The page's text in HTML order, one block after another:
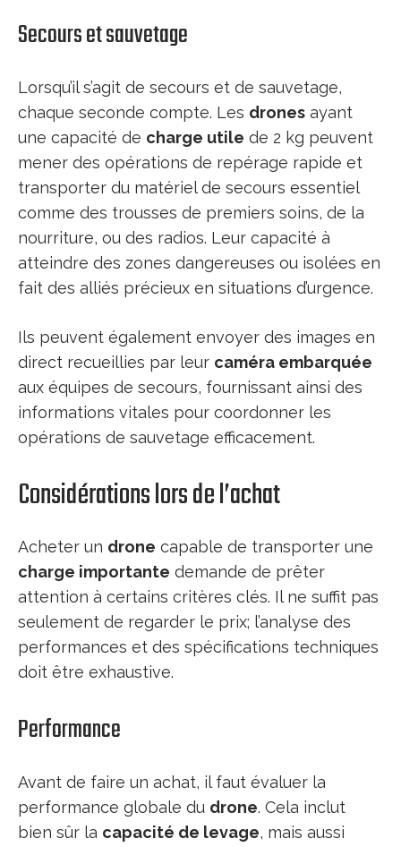
Secours et sauvetage
Lorsqu’il s’agit de secours et de sauvetage,
chaque seconde compte. Les drones ayant
une capacité de charge utile de 2 kg peuvent
mener des opérations de repérage rapide et
transporter du matériel de secours essentiel
comme des trousses de premiers soins, de la
nourriture, ou des radios. Leur capacité à
atteindre des zones dangereuses ou isolées en
fait des alliés précieux en situations d’urgence.
Ils peuvent également envoyer des images en
direct recueillies par leur caméra embarquée
aux équipes de secours, fournissant ainsi des
informations vitales pour coordonner les
opérations de sauvetage efficacement.
Considérations lors de l’achat
Acheter un drone capable de transporter une
charge importante demande de prêter
attention à certains critères clés. Il ne suffit pas
seulement de regarder le prix; l’analyse des
performances et des spécifications techniques
doit être exhaustive.
Performance
Avant de faire un achat, il faut évaluer la
performance globale du drone. Cela inclut
bien sûr la capacité de levage, mais aussi